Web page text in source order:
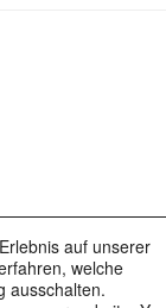
auf unserer
welche
ausschalten.